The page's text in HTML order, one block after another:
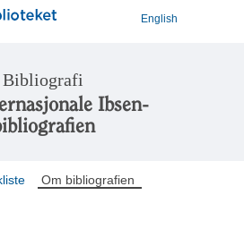
English
Bibliografi
Ibsen-
Om bibliografien